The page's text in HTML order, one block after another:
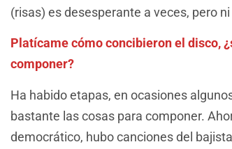
(risas) es desesperante a veces, pero
Platícame cómo concibieron el disco,
componer?
Ha habido etapas, en ocasiones
bastante las cosas para componer.
democrático, hubo canciones del